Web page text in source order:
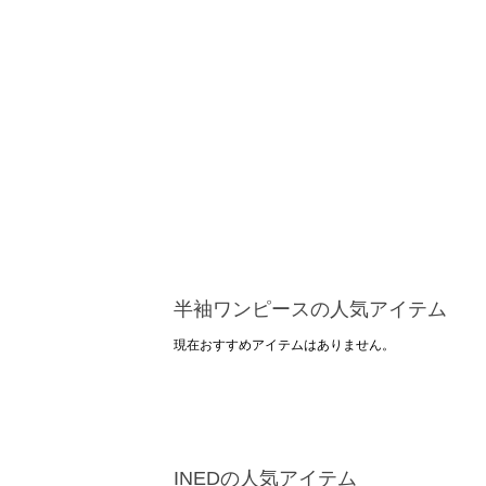
半袖ワンピースの人気アイテム
現在おすすめアイテムはありません。
INEDの人気アイテム